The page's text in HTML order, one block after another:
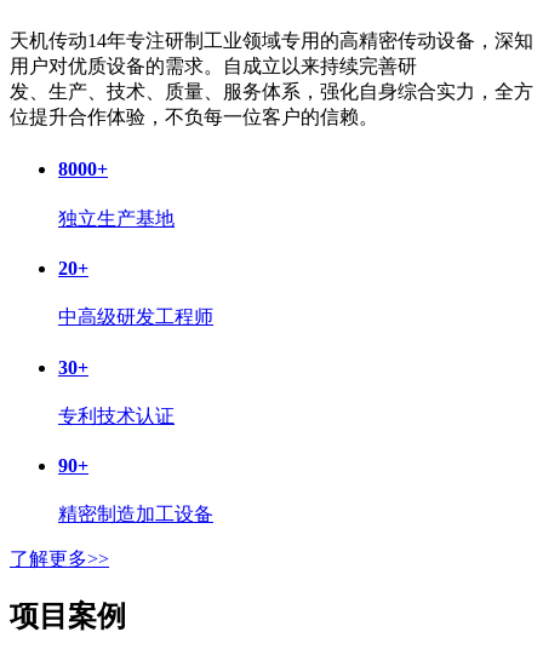
天机传动14年专注研制工业领域专用的高精密传动设备，深知
用户对优质设备的需求。自成立以来持续完善研
发、生产、技术、质量、服务体系，强化自身综合实力，全方
位提升合作体验，不负每一位客户的信赖。
8000+
独立生产基地
20+
中高级研发工程师
30+
专利技术认证
90+
精密制造加工设备
了解更多>>
项目案例